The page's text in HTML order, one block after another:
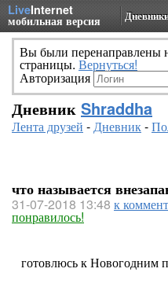
LiveInternet
мобильная версия
Вы были перенаправлены
страницы. Вернуться!
Авторизация
Дневник Shraddha
Лента друзей -Дневник-
что называется
31-07-2018 13:48 к
понравилось!
готовлюсь к Новогодним